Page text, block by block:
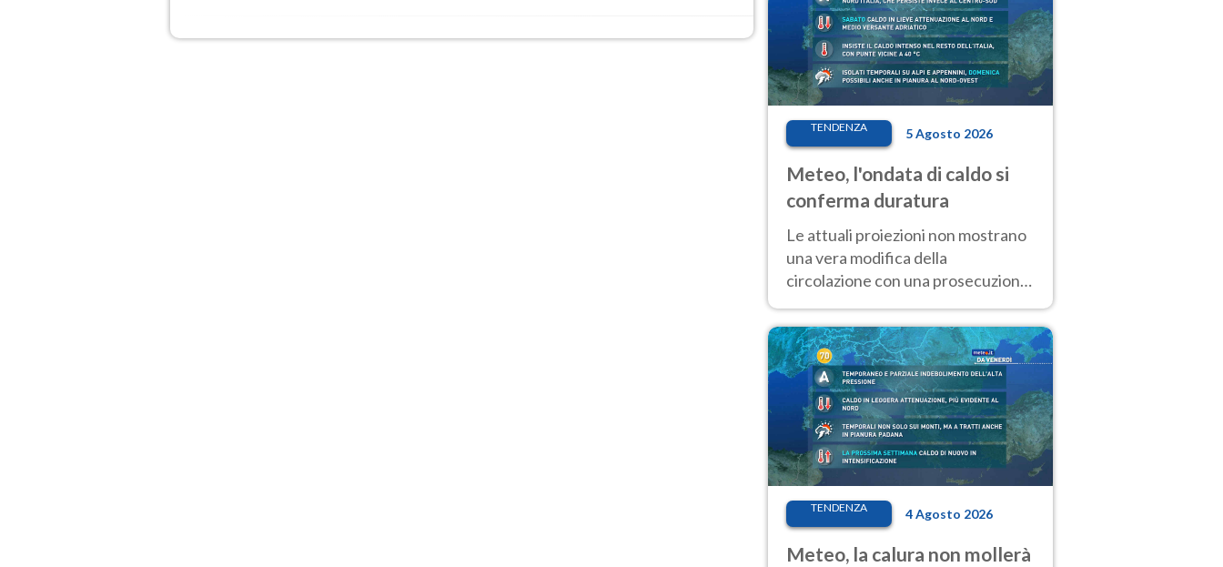
TENDENZA 5 Agosto 2026
Meteo, l'ondata di caldo si
conferma duratura
Le attuali proiezioni non mostrano
una vera modifica della
circolazione con una prosecuzione
giorni, compresa la settimana di
Ferragosto
TENDENZA 4 Agosto 2026
Meteo, la calura non mollerà